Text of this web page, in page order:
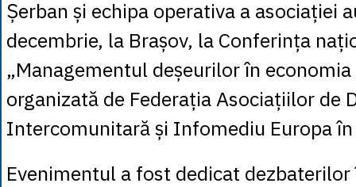
Șerban și echipa operativa a asociației
decembrie, la Brașov, la Conferința
„Managementul deșeurilor în
organizată de Federația Asociațiilor de
Intercomunitară și Infomediu Europa în
Evenimentul a fost dedicat